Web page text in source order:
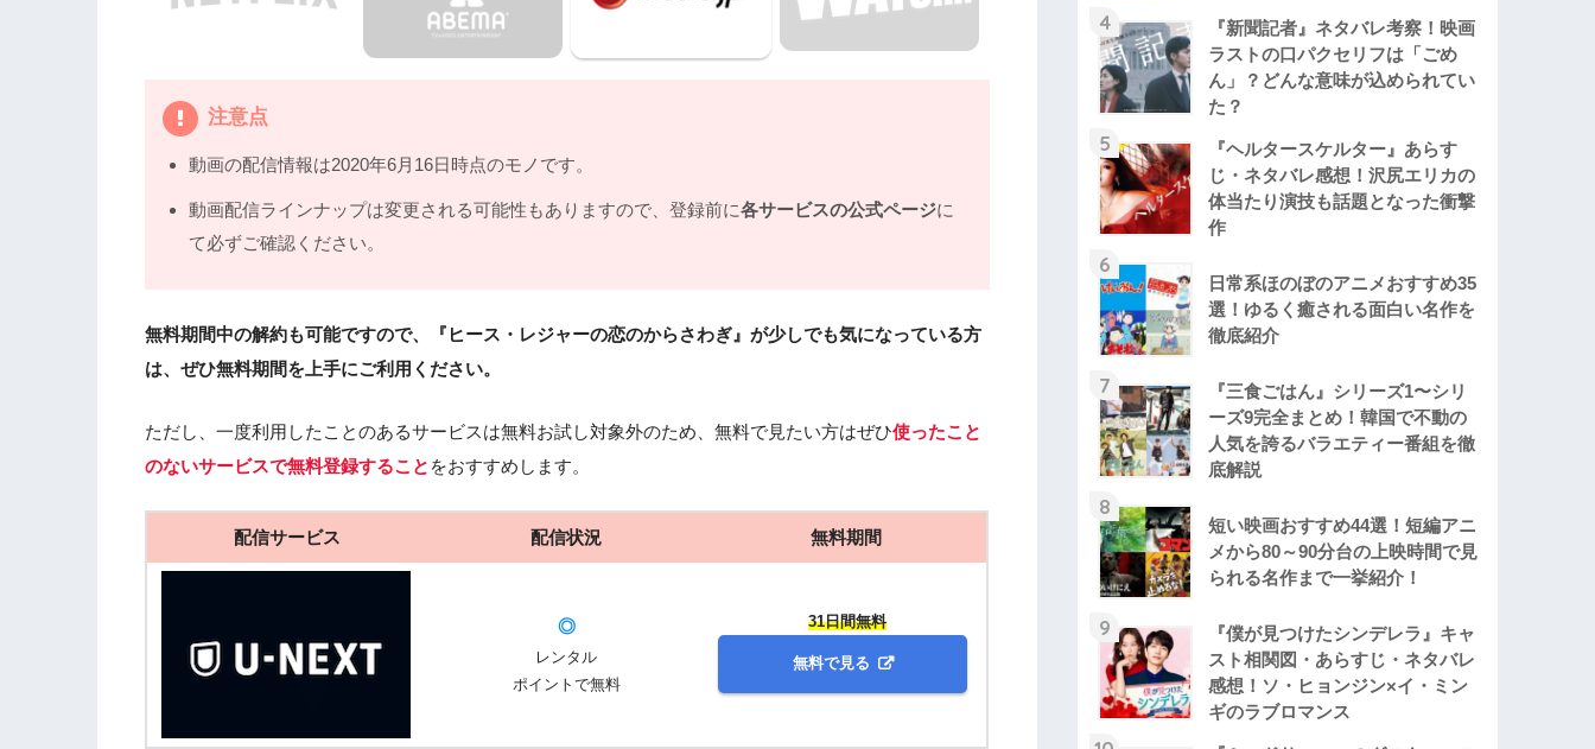
注意点
動画の配信情報は2020年6月16日時点のモノです。
動画配信ラインナップは変更される可能性もありますので、登録前に各サービスの公式ページに
て必ずご確認ください。
無料期間中の解約も可能ですので、『ヒース・レジャーの恋のからさわぎ』が少しでも気になっている方
は、ぜひ無料期間を上手にご利用ください。
ただし、一度利用したことのあるサービスは無料お試し対象外のため、無料で見たい方はぜひ使ったこと
のないサービスで無料登録すること をおすすめします。
配信サービス 配信状況 無料期間
◎
レンタル
ポイントで無料
31日間無料
無料で見る
4
『新聞記者』ネタバレ考察！映画
ラストの口パクセリフは「ごめ
ん」？どんな意味が込められてい
た？
5
『ヘルタースケルター』あらす
じ・ネタバレ感想！沢尻エリカの
体当たり演技も話題となった衝撃
作
6
日常系ほのぼのアニメおすすめ35
選！ゆるく癒される面白い名作を
徹底紹介
7
『三食ごはん』シリーズ1〜シリ
ーズ9完全まとめ！韓国で不動の
人気を誇るバラエティー番組を徹
底解説
8
短い映画おすすめ44選！短編アニ
メから80～90分台の上映時間で見
られる名作まで一挙紹介！
9
『僕が見つけたシンデレラ』キャ
スト相関図・あらすじ・ネタバレ
感想！ソ・ヒョンジン×イ・ミン
ギのラブロマンス